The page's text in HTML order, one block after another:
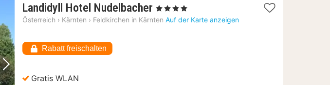
Nächstes Bild
Landidyll Hotel Nudelbacher 1
Nacht
, 4 Sterne
Österreich › Kärnten › Feldkirchen in Kärnten Auf der Karte anzeigen
Rabatt freischalten
Gratis WLAN